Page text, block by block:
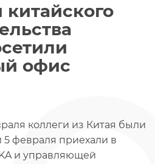
офис
коллеги из Китая были
февраля приехали в
и управляющей